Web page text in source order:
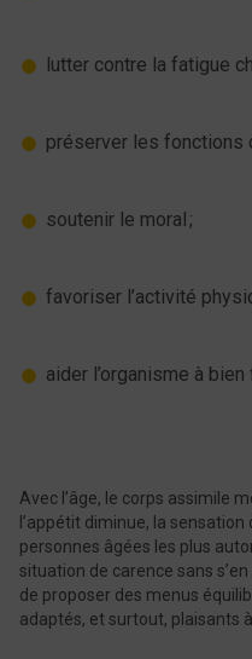
lutter contre la fatigue
préserver les fonctions
soutenir le moral ;
favoriser l’activité
aider l’organisme à
Avec l’âge, le corps assimile
l’appétit diminue, la
personnes âgées les plus
situation de carence sans
de proposer des menus
adaptés, et surtout, plaisants